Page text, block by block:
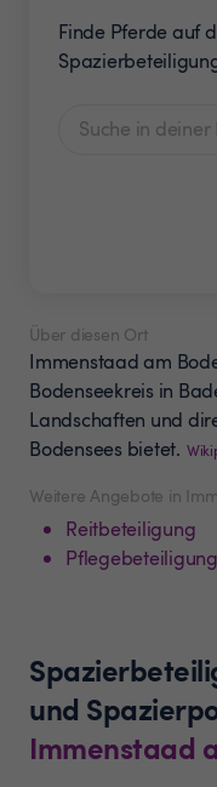
Finde Pferde auf
Weitere Angebote in
Reitbeteiligung
Pflegebeteiligung
Über diesen Ort
Immenstaad am
Bodenseekreis in
Landschaften und
Bodensees bietet.
und
Immenstaad